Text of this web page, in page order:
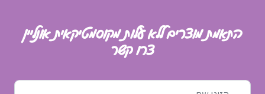
התאמת מוצרים ללא עלות מקוסמטיקאית אונליין
צרו קשר